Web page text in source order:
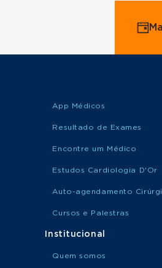
App Médicos
Resultado de Exames
Encontre um Médico
Estudos Cardiologia D'Or
Auto-agendamento
Cursos e Palestras
Institucional
Quem somos